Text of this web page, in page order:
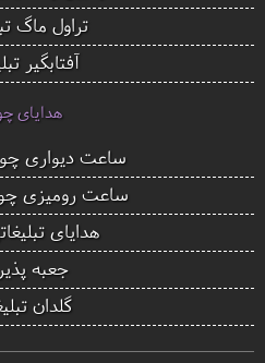
تراول ماگ
آفتابگیر
هدایای
ساعت دیواری
ساعت رومیزی
هدایای
جعبه
گلدان